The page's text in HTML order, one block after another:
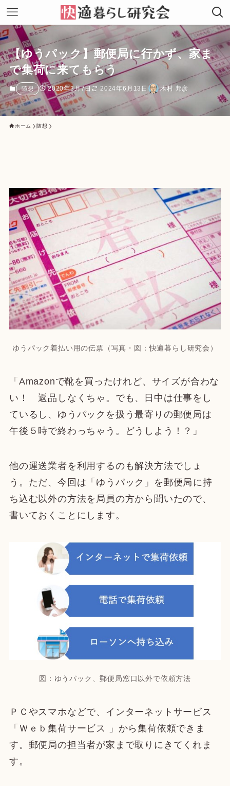
【ゆうパック】郵便局に行かず、家ま
で集荷に来てもらう
随想 2020年3月7日 2024年6月13日 木村 邦彦
ホーム 随想
ゆうパック着払い用の伝票（写真・図：快適暮らし研究会）
「Amazonで靴を買ったけれど、サイズが合わな
い！ 返品しなくちゃ。でも、日中は仕事をし
ているし、ゆうパックを扱う最寄りの郵便局は
午後５時で終わっちゃう。どうしよう！？」
他の運送業者を利用するのも解決方法でしょ
う。ただ、今回は「ゆうパック」を郵便局に持
ち込む以外の方法を局員の方から聞いたので、
書いておくことにします。
図：ゆうパック、郵便局窓口以外で依頼方法
ＰＣやスマホなどで、インターネットサービス
「Ｗｅｂ集荷サービス 」から集荷依頼できま
す。郵便局の担当者が家まで取りにきてくれま
す。